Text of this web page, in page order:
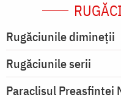
Rugăciunile dimineții
Rugăciunile serii
Paraclisul Preasfintei